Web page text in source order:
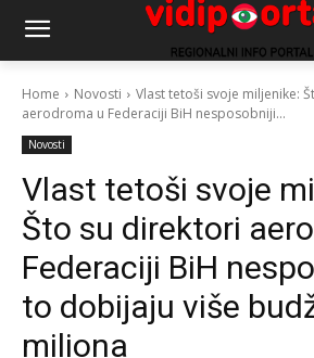
Home Novosti
Vlast tetoši svoje miljenike:
aerodroma u Federaciji BiH nesposobniji...
Novosti
Vlast tetoši svoje
Što su direktori
Federaciji BiH
to dobijaju više
miliona